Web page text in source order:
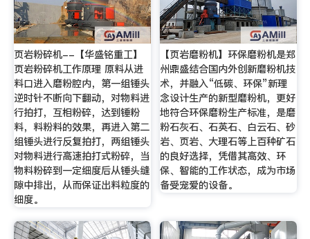
页岩粉碎机--【华盛铭重工】
页岩粉碎机工作原理 原料从进
料口进入磨粉腔内，第一组锤头
逆时针不断向下翻动，对物料进
行拍打，互相粉碎，达到锤粉
料，料粉料的效果，再进入第二
组锤头进行反复拍打，两组锤头
对物料进行高速拍打式粉碎，当
物料粉碎到一定细度后从锤头缝
隙中排出，从而保证出料粒度的
细度。
【页岩磨粉机】环保磨粉机是郑
州鼎盛结合国内外创新磨粉机技
术，并融入“低碳、环保”新理
念设计生产的新型磨粉机，更好
地符合环保磨粉生产标准，是磨
粉石灰石、石英石、白云石、砂
岩、页岩、大理石等上百种矿石
的良好选择，凭借其高效、环
保、智能的工作状态，成为市场
备受宠爱的设备。